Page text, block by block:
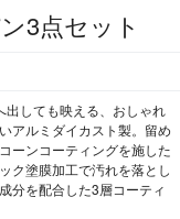
3点セット
出しても映える、おしゃれ
アルミダイカスト製。留め
ーンコーティングを施した
ク塗膜加工で汚れを落とし
分を配合した3層コーティ